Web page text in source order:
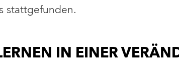
stattgefunden.
IN EINER